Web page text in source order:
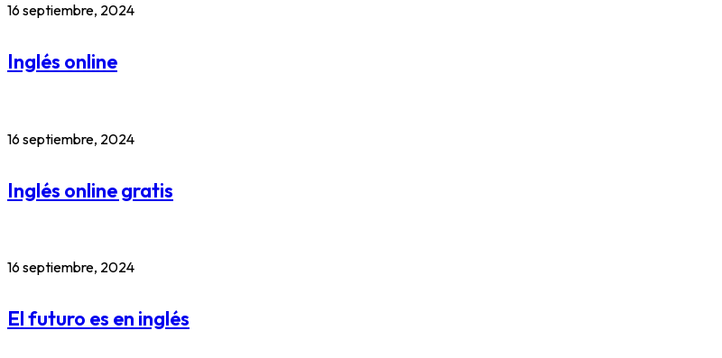
16 septiembre, 2024
Inglés online
16 septiembre, 2024
Inglés online gratis
16 septiembre, 2024
El futuro es en inglés